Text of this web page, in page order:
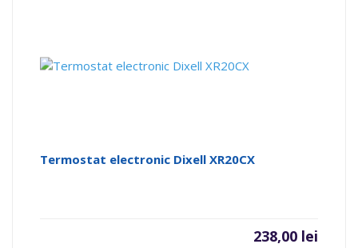
Termostat electronic Dixell XR20CX
238,00 lei